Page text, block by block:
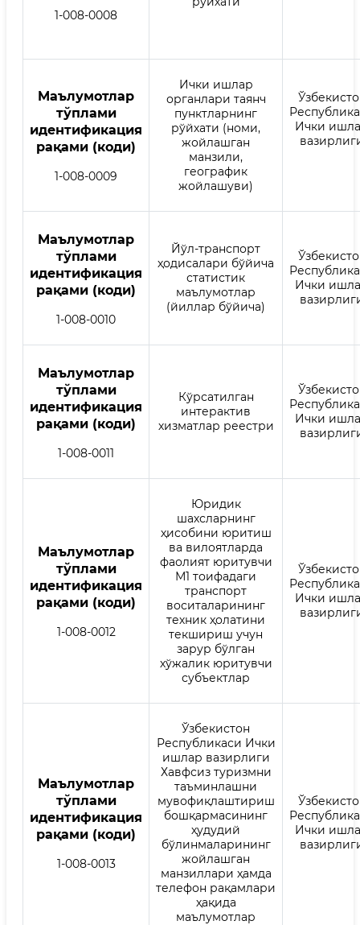
1-008-0008
Mаълумотлар
тўплами
идентификация
рақами (коди)
1-008-0009
Ички ишлар
органлари таянч
пунктларнинг
рўйхати (номи,
жойлашган
манзили,
географик
жойлашуви)
Ички
Mаълумотлар
тўплами
идентификация
рақами (коди)
1-008-0010
Йўл-транспорт
ҳодисалари бўйича
статистик
маълумотлар
(йиллар бўйича)
Ички
Mаълумотлар
тўплами
идентификация
рақами (коди)
1-008-0011
Кўрсатилган
интерактив
хизматлар реестри
Ички
Mаълумотлар
тўплами
идентификация
рақами (коди)
1-008-0012
Юридик
шахсларнинг
ҳисобини юритиш
ва вилоятларда
фаолият юритувчи
М1 тоифадаги
транспорт
воситаларининг
техник ҳолатини
текшириш учун
зарур бўлган
хўжалик юритувчи
субъектлар
Ички
Mаълумотлар
тўплами
идентификация
рақами (коди)
1-008-0013
Ўзбекистон
Республикаси Ички
ишлар вазирлиги
Хавфсиз туризмни
таъминлашни
мувофиқлаштириш
бошқармасининг
ҳудудий
бўлинмаларининг
жойлашган
манзиллари ҳамда
телефон рақамлари
ҳақида
маълумотлар
Ички